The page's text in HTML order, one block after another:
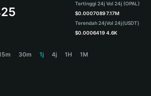
Tertinggi 24j
$0.0007089
Terendah 24j
$0.0006419
Vol 24j (OPAL)
7.17M
Vol 24j(USDT)
4.6K
30m 1j 4j 1H 1M